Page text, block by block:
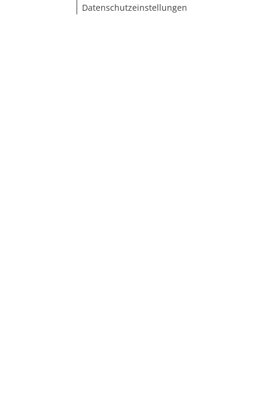
Datenschutzeinstellungen